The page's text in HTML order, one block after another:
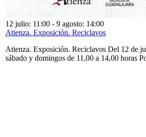
12 julio: 11:00 - 9 agosto: 14:00
Atienza. Exposición. Reciclavos
Atienza. Exposición. Reciclavos Del 12 de
sábado y domingos de 11,00 a 14,00 horas